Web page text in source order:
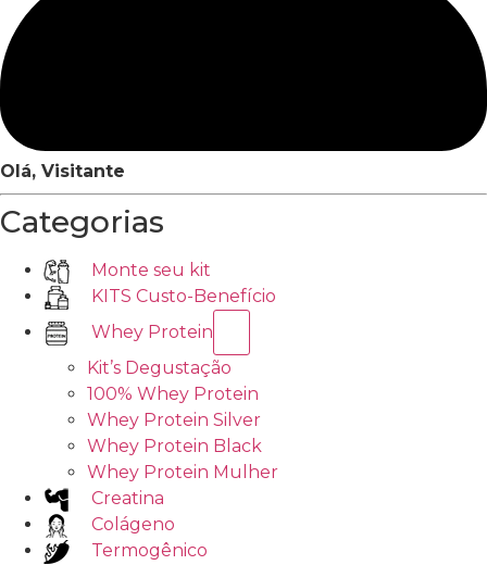
Olá, Visitante
Categorias
Monte seu kit
KITS Custo-Benefício
Whey Protein
Kit’s Degustação
100% Whey Protein
Whey Protein Silver
Whey Protein Black
Whey Protein Mulher
Creatina
Colágeno
Termogênico